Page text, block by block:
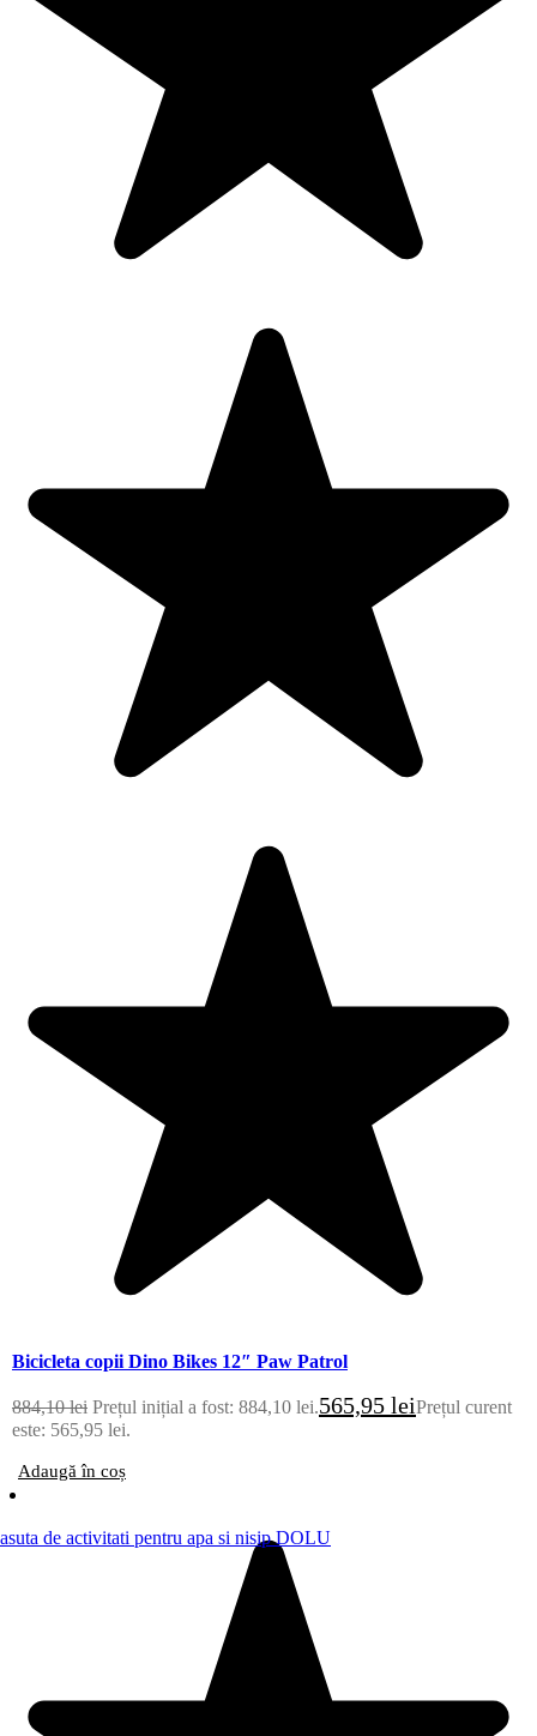
Bicicleta copii Dino Bikes 12″ Paw Patrol
884,10lei Prețul inițial a fost: 884,10 lei.565,95 leiPrețul curent
este: 565,95 lei.
Adaugă în coș